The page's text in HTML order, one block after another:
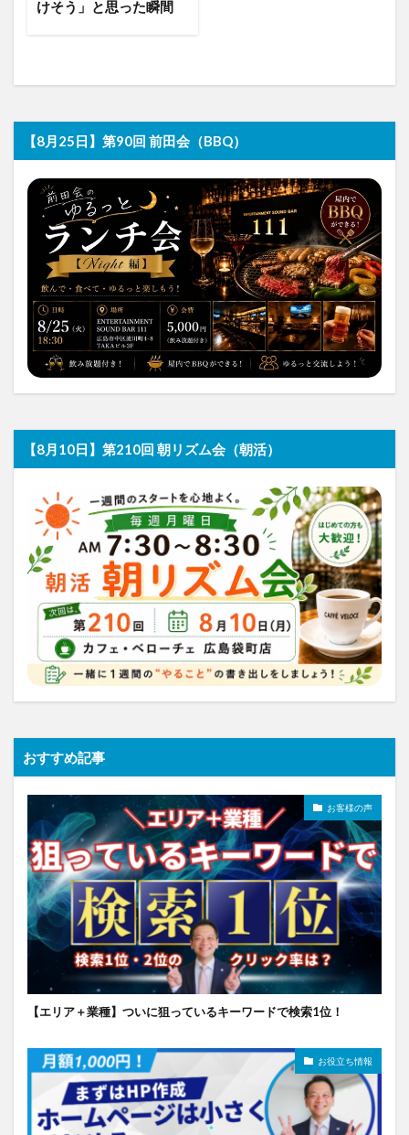
けそう」と思った瞬間
【8月25日】第90回 前田会（BBQ）
【8月10日】第210回 朝リズム会（朝活）
おすすめ記事
お客様の声
【エリア＋業種】ついに狙っているキーワードで検索1位！
お役立ち情報